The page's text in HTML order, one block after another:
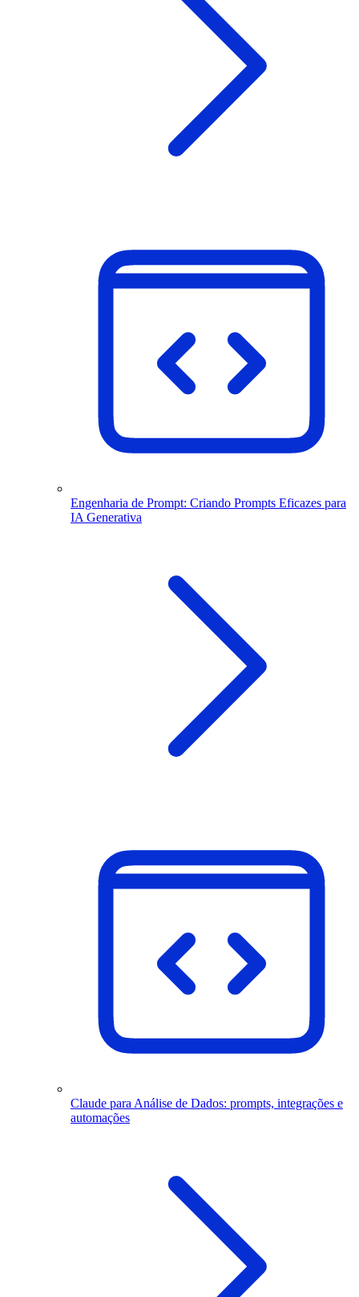
Engenharia de Prompt: Criando Prompts Eficazes para
IA Generativa
Claude para Análise de Dados: prompts, integrações e
automações